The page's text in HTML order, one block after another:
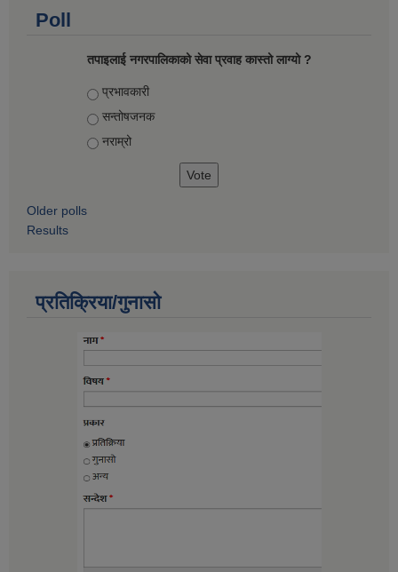
Poll
तपाइलाई नगरपालिकाको सेवा प्रवाह कास्तो लाग्यो ?
Choices
प्रभावकारी
सन्तोषजनक
नराम्रो
Older polls
Results
प्रतिक्रिया/गुनासो